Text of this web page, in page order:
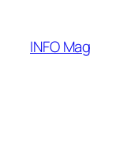
contenu
INFO Mag